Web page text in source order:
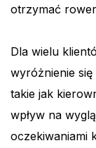
otrzymać
Dla wielu
wyróżnienie
takie jak
wpływ na
oczekiwaniami